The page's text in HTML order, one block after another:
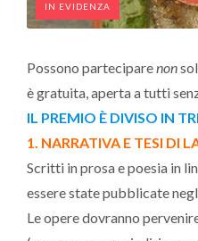
IN EVIDENZA
Possono parteciparenon
è gratuita, aperta a tutti
IL PREMIO È DIVISO IN
1. NARRATIVA E TESI DI
Scritti in prosa e poesia in
essere state pubblicate
Le opere dovranno